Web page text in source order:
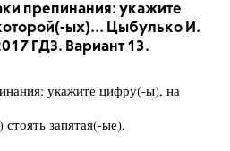
препинания: укажите
ых)... Цыбулько И.
ГДЗ. Вариант 13.
укажите цифру(-ы), на
запятая(-ые).